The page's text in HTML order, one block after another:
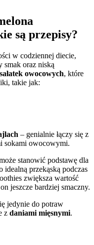
są przepisy?
w codziennej diecie,
smak oraz niską
sałatek owocowych, które
takie jak:
– genialnie łączy się z
sokami owocowymi.
stanowić podstawę dla
idealną przekąską podczas
zwiększa wartość
jeszcze bardziej smaczny.
jedynie do potraw
z daniami mięsnymi.